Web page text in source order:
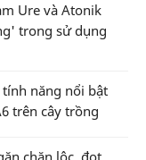
Ure và Atonik
trong sử dụng
năng nổi bật
trên cây trồng
chặn lộc, đọt